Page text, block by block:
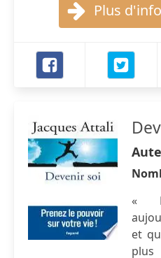
Plus
«
et
plus